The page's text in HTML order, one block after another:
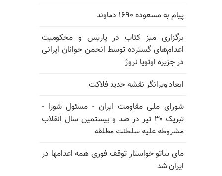
پیام به مسعوده ۱۶۹۰ دماوند
برگزاری میز کتاب در پاریس و محکومیت
اعدام‌های گسترده توسط انجمن جوانان ایرانی
در جزیره اوتویا نروژ
ابعاد ویرانگر نقشه جدید فلاکت
شورای ملی مقاومت ایران - مسئول شورا -
تبریک ۳۰ تیر در صد و بیستمین سال انقلاب
مشروطه علیه سلطنت مطلقه
مای ساتو خواستار توقف فوری همه اعدامها در
ایران شد